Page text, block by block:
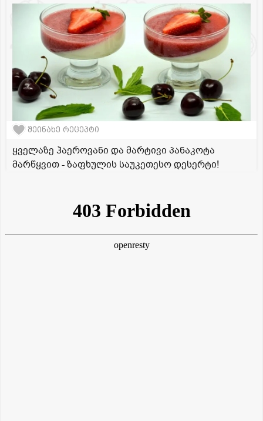
შეინახე რეცეპტი
ყველაზე ჰაეროვანი და მარტივი პანაკოტა
მარწყვით - ზაფხულის საუკეთესო დესერტი!